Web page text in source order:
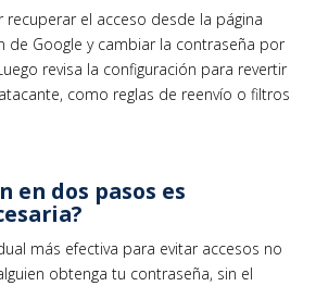
el acceso desde la página
de Google y cambiar la contraseña por
revisa la configuración para revertir
como reglas de reenvío o filtros
en dos pasos es
más efectiva para evitar accesos no
obtenga tu contraseña, sin el